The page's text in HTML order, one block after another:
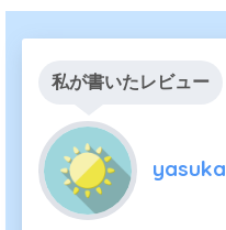
私が書いたレビュー
yasuka